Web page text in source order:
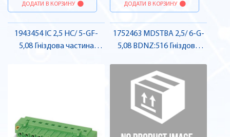
ДОДАТИ В КОРЗИНУ ДОДАТИ В КОРЗИНУ
1943454 IC 2,5 HC/ 5-GF-
5,08 Гніздова частина
1752463 MDSTBA 2,5/ 6-G-
5,08 BDNZ:516 Гніздова
Contact